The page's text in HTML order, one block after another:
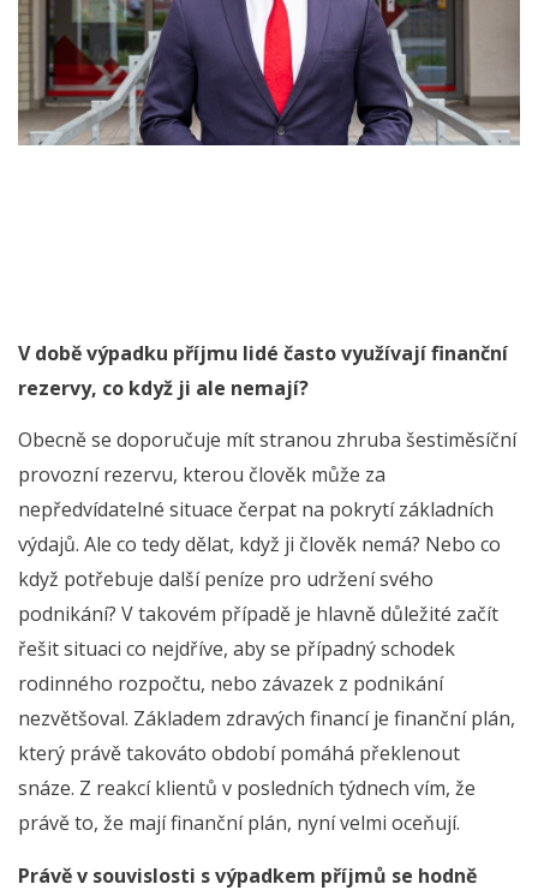
V době výpadku příjmu lidé často využívají finanční
rezervy, co když ji ale nemají?
Obecně se doporučuje mít stranou zhruba šestiměsíční
provozní rezervu, kterou člověk může za
nepředvídatelné situace čerpat na pokrytí základních
výdajů. Ale co tedy dělat, když ji člověk nemá? Nebo co
když potřebuje další peníze pro udržení svého
podnikání? V takovém případě je hlavně důležité začít
řešit situaci co nejdříve, aby se případný schodek
rodinného rozpočtu, nebo závazek z podnikání
nezvětšoval. Základem zdravých financí je finanční plán,
který právě takováto období pomáhá překlenout
snáze. Z reakcí klientů v posledních týdnech vím, že
právě to, že mají finanční plán, nyní velmi oceňují.
Právě v souvislosti s výpadkem příjmů se hodně